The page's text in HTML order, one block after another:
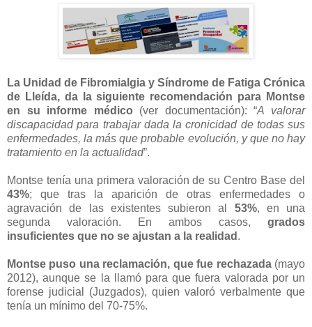
La Unidad de Fibromialgia y Síndrome de Fatiga Crónica
de Lleída, da la siguiente recomendación para Montse
en su informe médico (ver documentación): “A valorar
discapacidad para trabajar dada la cronicidad de todas sus
enfermedades, la más que probable evolución, y que no hay
tratamiento en la actualidad”.
Montse tenía una primera valoración de su Centro Base del
43%; que tras la aparición de otras enfermedades o
agravación de las existentes subieron al 53%, en una
segunda valoración. En ambos casos, grados
insuficientes que no se ajustan a la realidad .
Montse puso una reclamación, que fue rechazada(mayo
2012), aunque se la llamó para que fuera valorada por un
forense judicial (Juzgados), quien valoró verbalmente que
tenía un mínimo del 70-75%.